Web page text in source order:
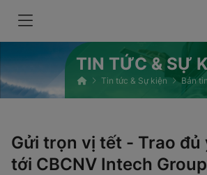
TIN TỨC & SỰ
Tin tức & Sự kiện Bản
Gửi trọn vị tết - Trao
tới CBCNV Intech Group